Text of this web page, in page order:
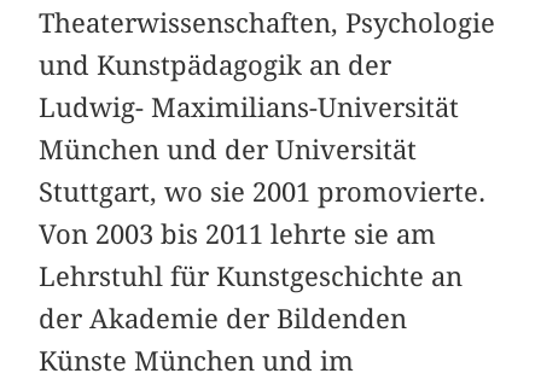
Theaterwissenschaften, Psychologie
und Kunstpädagogik an der
Ludwig- Maximilians-Universität
München und der Universität
Stuttgart, wo sie 2001 promovierte.
Von 2003 bis 2011 lehrte sie am
Lehrstuhl für Kunstgeschichte an
der Akademie der Bildenden
Künste München und im